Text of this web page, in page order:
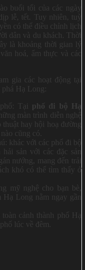
buổi tối của các ngày
lễ, tết. Tuy nhiên, tuỳ
có thể điều chỉnh lịch
dân và du khách. Thời
là khoảng thời gian lý
hoá, ẩm thực và các
gia các hoạt động tại
Hạ Long:
Tại phố đi bộ Hạ
màn trình diễn nghệ
hay hội hoạ đường
cũng có.
khác với các phố đi bộ
sản với các đặc sản
nướng, mang đến trải
khó có thể tìm thấy ở
mỹ nghệ cho bạn bè,
Long nằm ngay gần
cảnh thành phố Hạ
lúc về đêm.